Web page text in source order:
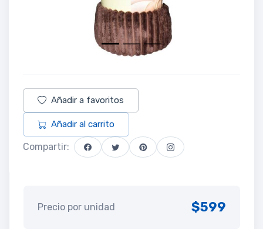
Añadir a favoritos
Añadir al carrito
Compartir:
Precio por unidad $599